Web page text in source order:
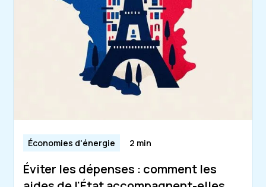
Économies d'énergie 2 min
Éviter les dépenses : comment les